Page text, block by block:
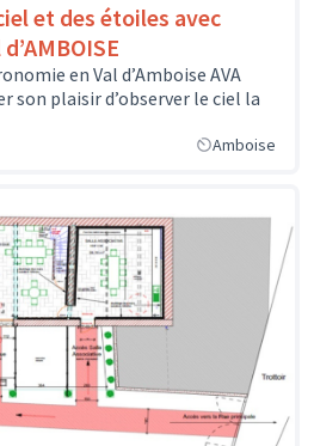
et des étoiles avec
en Val d’Amboise AVA
son plaisir d’observer le ciel la
Amboise